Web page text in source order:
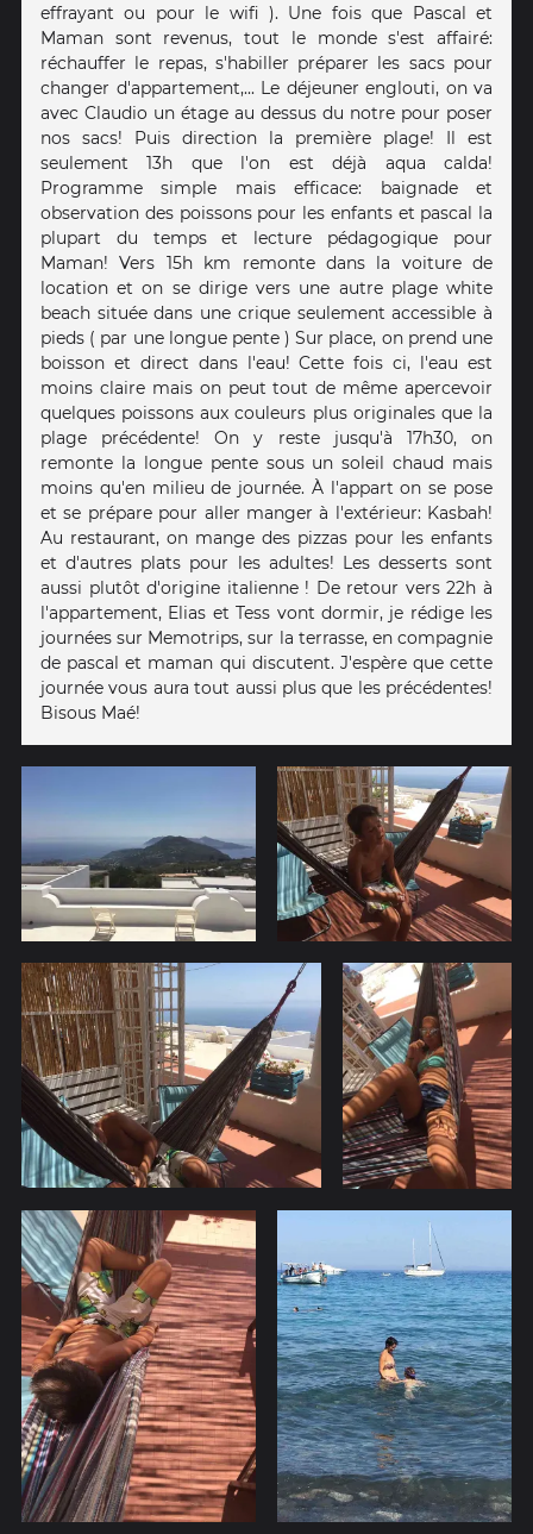
effrayant ou pour le wifi ). Une fois que Pascal et
Maman sont revenus, tout le monde s'est affairé:
réchauffer le repas, s'habiller préparer les sacs pour
changer d'appartement,... Le déjeuner englouti, on va
avec Claudio un étage au dessus du notre pour poser
nos sacs! Puis direction la première plage! Il est
seulement 13h que l'on est déjà aqua calda!
Programme simple mais efficace: baignade et
observation des poissons pour les enfants et pascal la
plupart du temps et lecture pédagogique pour
Maman! Vers 15h km remonte dans la voiture de
location et on se dirige vers une autre plage white
beach située dans une crique seulement accessible à
pieds ( par une longue pente ) Sur place, on prend une
boisson et direct dans l'eau! Cette fois ci, l'eau est
moins claire mais on peut tout de même apercevoir
quelques poissons aux couleurs plus originales que la
plage précédente! On y reste jusqu'à 17h30, on
remonte la longue pente sous un soleil chaud mais
moins qu'en milieu de journée. À l'appart on se pose
et se prépare pour aller manger à l'extérieur: Kasbah!
Au restaurant, on mange des pizzas pour les enfants
et d'autres plats pour les adultes! Les desserts sont
aussi plutôt d'origine italienne ! De retour vers 22h à
l'appartement, Elias et Tess vont dormir, je rédige les
journées sur Memotrips, sur la terrasse, en compagnie
de pascal et maman qui discutent. J'espère que cette
journée vous aura tout aussi plus que les précédentes!
Bisous Maé!